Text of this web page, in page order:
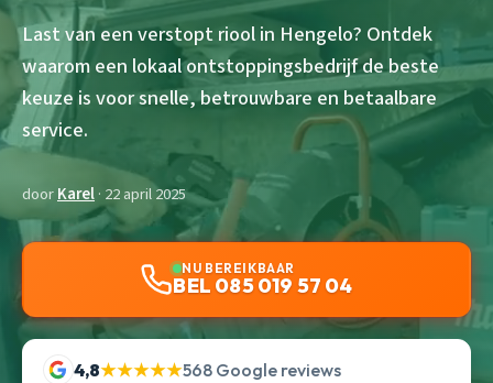
Last van een verstopt riool in Hengelo? Ontdek
waarom een lokaal ontstoppingsbedrijf de beste
keuze is voor snelle, betrouwbare en betaalbare
service.
doorKarel· 22 april 2025
NU BEREIKBAAR
BEL 085 019 57 04
4,8★★★★★568 Google reviews